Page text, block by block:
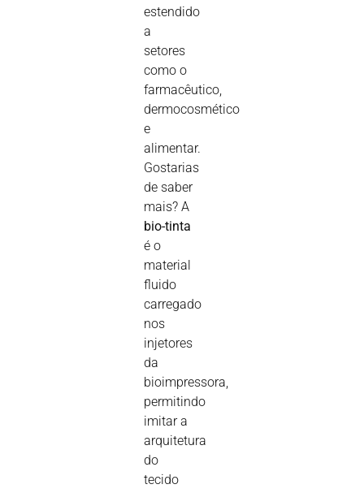
estendido
a
setores
como o
farmacêutico,
dermocosmético
e
alimentar.
Gostarias
de saber
mais? A
bio-tinta
é o
material
fluido
carregado
nos
injetores
da
bioimpressora,
permitindo
imitar a
arquitetura
do
tecido